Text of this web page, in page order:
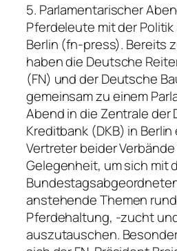
5. Parlamentarischer
Pferdeleute mit der Politik
Berlin (fn-press). Bereits
haben die Deutsche
(FN) und der Deutsche
gemeinsam zu einem
Abend in die Zentrale der
Kreditbank (DKB) in
Vertreter beider
Gelegenheit, um sich mit
anstehende Themen
Pferdehaltung, -zucht
auszutauschen.